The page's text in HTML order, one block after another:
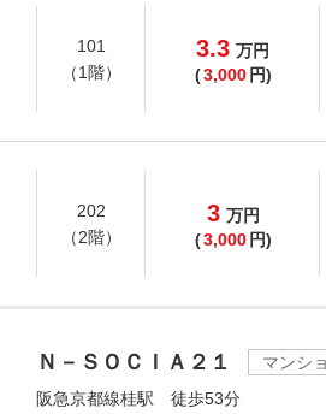
101
（1階）
3.3 万円
(3,000 円)
202
（2階）
3 万円
(3,000 円)
Ｎ－ＳＯＣＩＡ２１
マンシ
阪急京都線桂駅 徒歩53分